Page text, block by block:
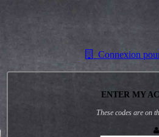
Connexion
ENTER MY
These codes are on